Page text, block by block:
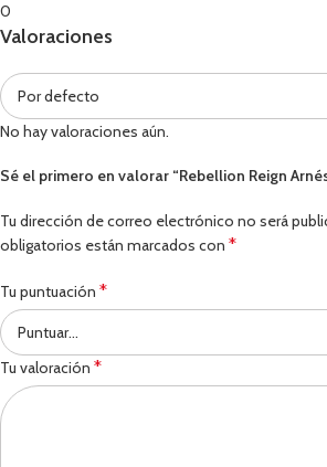
0
Valoraciones
No hay valoraciones aún.
Sé el primero en valorar “Rebellion Reign
Tu dirección de correo electrónico no será
obligatorios están marcados con *
Tu puntuación *
Tu valoración *